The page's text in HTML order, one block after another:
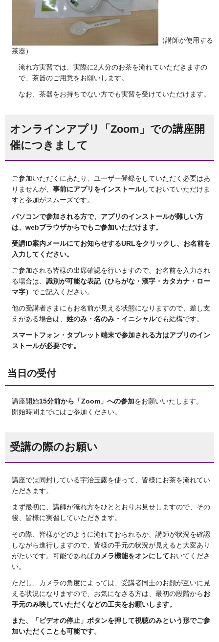
（講師が使用する
茶器）
淹れ方実習では、実際に2人分のお茶を淹れていただきますの
で、茶器のご用意をお願いします。
なお、茶器をお持ちでない方でも実習を受けていただけます。
オンラインアプリ「Zoom」での講座開
催につきまして
ご参加いただくにあたり、ユーザー登録をしていただく必要はあ
りませんが、 事前にアプリをインストールしておいていただけま
すと参加がスムーズです。
パソコンで参加される方で、アプリのインストールが難しい方
は、webブラウザからでもご参加いただけます。
受講ID案内メールにてお知らせするURLをクリックし、お名前を
入力してください。
ご参加される皆様の出席確認を行いますので、お名前を入力され
る場合は、 識別が可能な表記（ひらがな・漢字・カタカナ・ロー
マ字） でご記入ください。
他の受講者さまにもお名前が見える状態になりますので、差し支
えがある場合は、 姓のみ・名のみ・イニシャルでも結構です。
スマートフォン・タブレット端末で参加される方はアプリのイン
ストールが必要です。
当日の受付
講座開始15分前から「Zoom」への参加をお願いいたします。
開始時間までにはご参加ください。
受講の際のお願い
講座では同封している宇治玉露を使って、皆様にお茶を淹れてい
ただきます。
まず最初に、講師が淹れ方をひととおりお見せしますので、その
後、皆様に実習していただきます。
その際、皆様がどのように淹れておられるか、講師が状況を確認
しながら進行しますので、皆様の手元の状況が見えると大変あり
がたいです。可能であればカメラ機能をオンにしておいてくださ
い。
ただし、カメラの角度によっては、受講者同士のお顔が互いに見
える状況になりますので、お気になさる方は、最初の段階からお
手元のみ映していただくなどの工夫をお願いします。
また、「ビデオの停止」ボタンを押して視聴のみという形でご参
加いただくことも可能です。